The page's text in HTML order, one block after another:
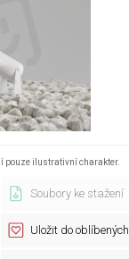
pouze ilustrativní charakter.
Soubory ke stažení
Uložit do oblíbených